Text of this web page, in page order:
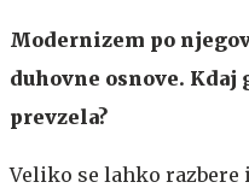
Modernizem po
duhovne osnove. Kdaj
prevzela?
Veliko se lahko razbere